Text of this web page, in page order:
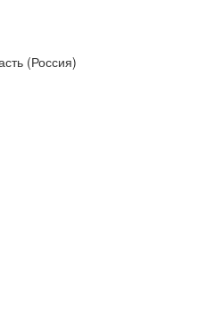
(Россия)